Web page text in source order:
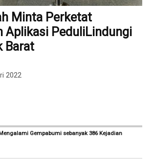
Minta Perketat
Aplikasi PeduliLindungi
Barat
2022
Gempabumi sebanyak 386 Kejadian